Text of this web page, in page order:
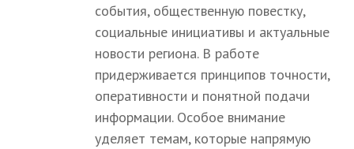
события, общественную повестку,
социальные инициативы и актуальные
новости региона. В работе
придерживается принципов точности,
оперативности и понятной подачи
информации. Особое внимание
уделяет темам, которые напрямую